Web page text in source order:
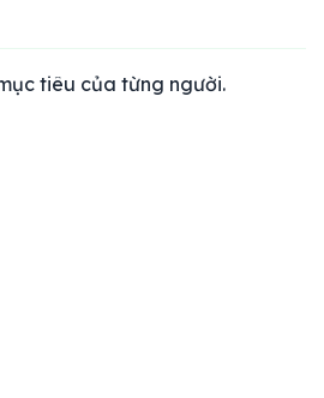
tiêu của từng người.